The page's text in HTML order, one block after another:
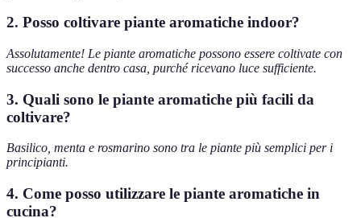
2. Posso coltivare piante aromatiche indoor?
Assolutamente! Le piante aromatiche possono essere coltivate con
successo anche dentro casa, purché ricevano luce sufficiente.
3. Quali sono le piante aromatiche più facili da
coltivare?
Basilico, menta e rosmarino sono tra le piante più semplici per i
principianti.
4. Come posso utilizzare le piante aromatiche in
cucina?